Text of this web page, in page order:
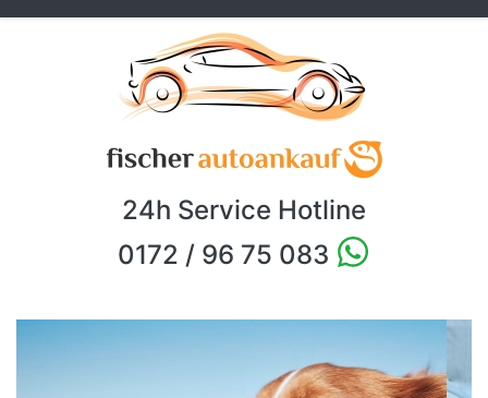
24h Service Hotline
0172 / 96 75 083